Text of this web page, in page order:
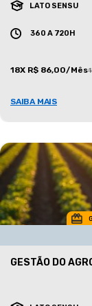
LATO SENSU
360 A 720H
18X R$ 86,00/Mês
SAIBA MAIS
GESTÃO DO